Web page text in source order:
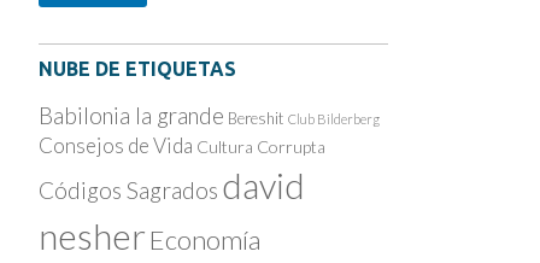
NUBE DE ETIQUETAS
Babilonia la grande Bereshit Club Bilderberg
Consejos de Vida Cultura Corrupta
Códigos Sagrados david
nesher Economía